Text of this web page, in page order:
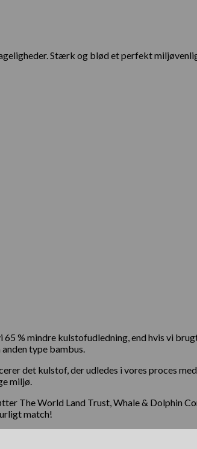
Stærk og blød et perfekt
% mindre kulstofudledning, end hvis vi
type bambus.
det kulstof, der udledes i vores proces
miljø.
The World Land Trust, Whale & Dolphin
match!